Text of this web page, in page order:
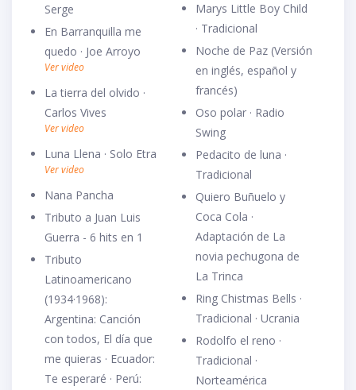
Serge
En Barranquilla me
quedo · Joe Arroyo
Ver video
La tierra del olvido ·
Carlos Vives
Ver video
Luna Llena · Solo Etra
Ver video
Nana Pancha
Tributo a Juan Luis
Guerra - 6 hits en 1
Tributo
Latinoamericano
(1934·1968):
Argentina: Canción
con todos, El día que
me quieras · Ecuador:
Te esperaré · Perú:
Marys Little Boy Child
· Tradicional
Noche de Paz (Versión
en inglés, español y
francés)
Oso polar · Radio
Swing
Pedacito de luna ·
Tradicional
Quiero Buñuelo y
Coca Cola ·
Adaptación de La
novia pechugona de
La Trinca
Ring Chistmas Bells ·
Tradicional · Ucrania
Rodolfo el reno ·
Tradicional ·
Norteamérica